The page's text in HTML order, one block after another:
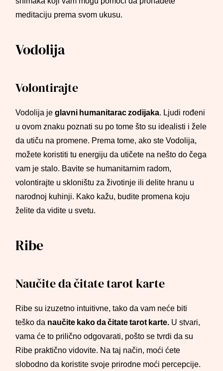
meditaciju prema svom ukusu.
Vodolija
Volontirajte
Vodolija jeglavni humanitarac zodijaka. Ljudi rođeni
u ovom znaku poznati su po tome što su idealisti i žele
da utiču na promene. Prema tome, ako ste Vodolija,
možete koristiti tu energiju da utičete na nešto do čega
vam je stalo. Bavite se humanitarnim radom,
volontirajte u skloništu za životinje ili delite hranu u
narodnoj kuhinji. Kako kažu, budite promena koju
želite da vidite u svetu.
Ribe
Naučite da čitate tarot karte
Ribe su izuzetno intuitivne, tako da vam neće biti
teško da naučite kako da čitate tarot karte. U stvari,
vama će to prilično odgovarati, pošto se tvrdi da su
Ribe praktično vidovite. Na taj način, moći ćete
slobodno da koristite svoje prirodne moći percepcije.